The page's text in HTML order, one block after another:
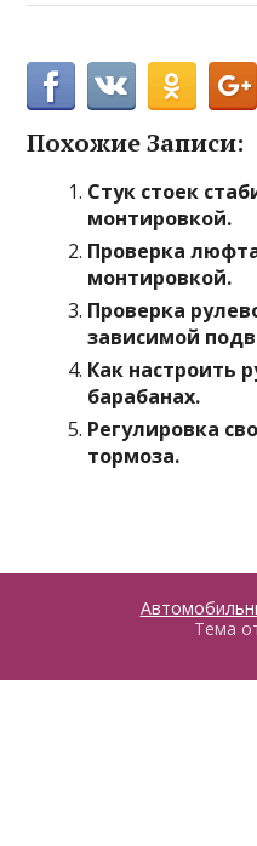
Похожие Записи:
Стук стоек
монтировкой.
Проверка
монтировкой.
Проверка
зависимой
Как настроить
барабанах.
Регулировка
тормоза.
Тема